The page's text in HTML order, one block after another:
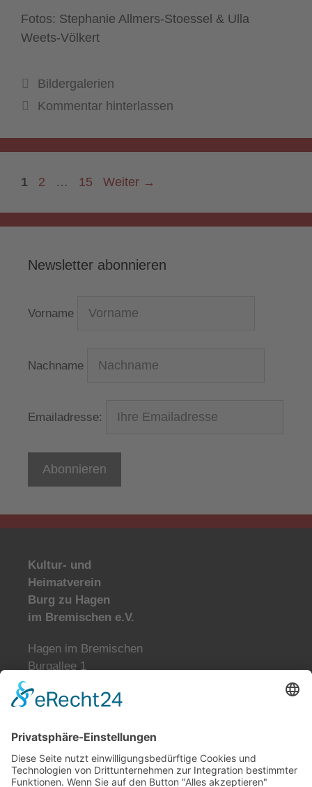
Fotos: Stephanie Allmers-Stoessel & Ulla
Weets-Völkert
Kategorien
Bildergalerien
Kommentar hinterlassen
Seite
1 Seite
2 … Seite
15 Weiter →
Newsletter abonnieren
Vorname
Nachname
Emailadresse:
Kultur- und
Heimatverein
Burg zu Hagen
im Bremischen e.V.
Hagen im Bremischen
Burgallee 1
info@burg-zu-hagen.de
Öffnungszeiten:
Mo. und Di. geschlossen
Mi., Do., Fr. 9:00-12:00 Uhr